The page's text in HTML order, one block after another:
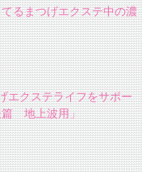
るまつげエクステ中の濃
エクステライフをサポー
地上波用」